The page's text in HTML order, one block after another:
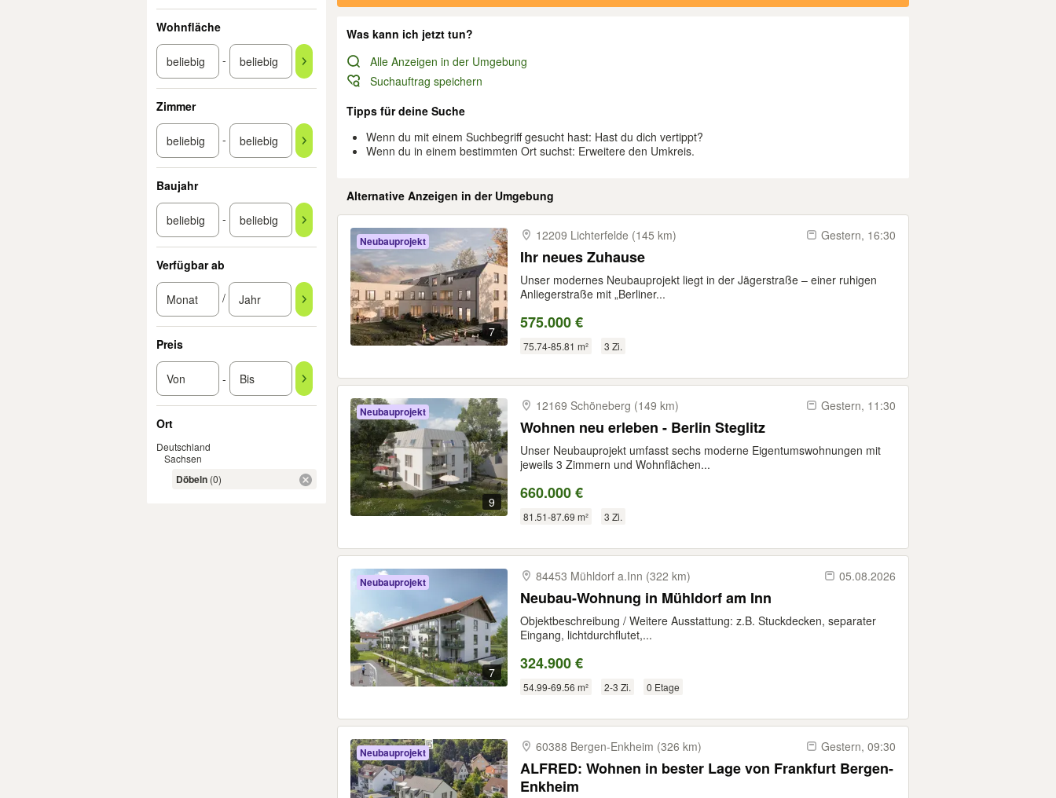
Wohnfläche
-
Zimmer
-
Baujahr
-
Verfügbar ab
/
Preis
-
Ort
Deutschland
Sachsen
Döbeln (0)
Was kann ich jetzt tun?
Alle Anzeigen in der Umgebung
Suchauftrag speichern
Tipps für deine Suche
Wenn du mit einem Suchbegriff gesucht hast: Hast du dich vertippt?
Wenn du in einem bestimmten Ort suchst: Erweitere den Umkreis.
Alternative Anzeigen in der Umgebung
7
Neubauprojekt 12209 Lichterfelde (145 km) Gestern, 16:30
Ihr neues Zuhause
Unser modernes Neubauprojekt liegt in der Jägerstraße – einer ruhigen
Anliegerstraße mit „Berliner...
575.000 €
75.74-85.81 m² 3 Zi.
9
Neubauprojekt 12169 Schöneberg (149 km) Gestern, 11:30
Wohnen neu erleben - Berlin Steglitz
Unser Neubauprojekt umfasst sechs moderne Eigentumswohnungen mit
jeweils 3 Zimmern und Wohnflächen...
660.000 €
81.51-87.69 m² 3 Zi.
7
Neubauprojekt 84453 Mühldorf a.Inn (322 km) 05.08.2026
Neubau-Wohnung in Mühldorf am Inn
Objektbeschreibung / Weitere Ausstattung: z.B. Stuckdecken, separater
Eingang, lichtdurchflutet,...
324.900 €
54.99-69.56 m² 2-3 Zi. 0 Etage
Neubauprojekt 60388 Bergen-​Enkheim (326 km) Gestern, 09:30
ALFRED: Wohnen in bester Lage von Frankfurt Bergen-
Enkheim